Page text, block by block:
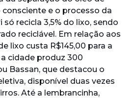
e o processo da
só recicla 3,5% do lixo, sendo
reciclável. Em relação aos
lixo custa R$145,00 para a
cidade produz 300
Bassan, que destacou o
disponível duas vezes
Até a lembrancinha,